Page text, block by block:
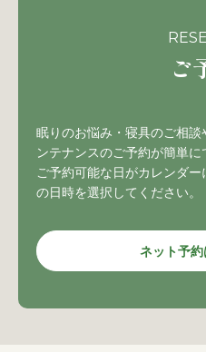
ご
眠りのお悩み・寝具のご相
ンテナンスのご予約が簡単に
ご予約可能な日がカレンダ
の日時を選択してください。
ネット予